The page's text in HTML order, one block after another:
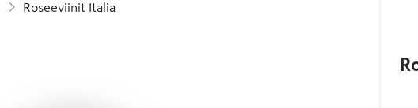
Roseeviinit Italia